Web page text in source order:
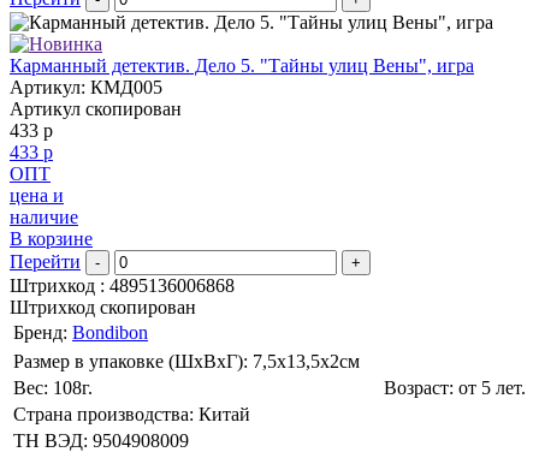
Карманный детектив. Дело 5. "Тайны улиц Вены", игра
Артикул: КМД005
Артикул скопирован
433 р
433 р
ОПТ
цена и
наличие
В корзине
Перейти
- +
Штрихкод : 4895136006868
Штрихкод скопирован
Бренд: Bondibon
Размер в упаковке (ШхВxГ): 7,5х13,5х2cм
Вес: 108г.
Возраст: от 5 лет.
Страна производства: Китай
ТН ВЭД: 9504908009